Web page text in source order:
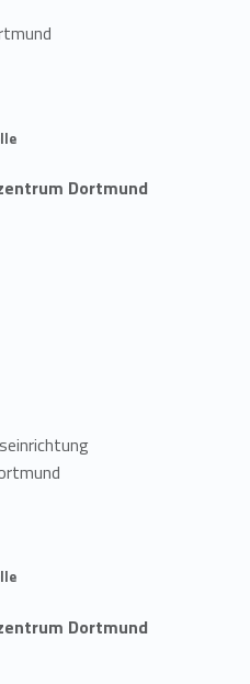
Dortmund
Dortmund